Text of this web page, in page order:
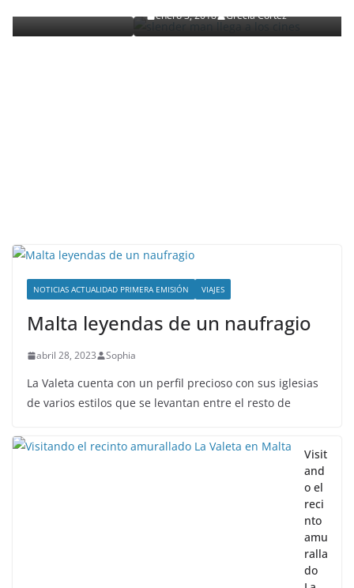
enero 3, 2018 Grecia Cortez
NOTICIAS ACTUALIDAD PRIMERA EMISIÓN VIAJES
Malta leyendas de un naufragio
abril 28, 2023 Sophia
La Valeta cuenta con un perfil precioso con sus iglesias
de varios estilos que se levantan entre el resto de
Visit
and
o el
reci
nto
amu
ralla
do